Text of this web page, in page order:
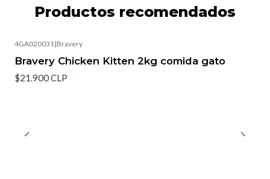
Productos recomendados
4GA020031|Bravery
Bravery Chicken Kitten 2kg comida gato
$21.900 CLP